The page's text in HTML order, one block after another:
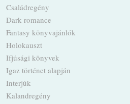
Családregény
Dark romance
Fantasy könyvajánlók
Holokauszt
Ifjúsági könyvek
Igaz történet alapján
Interjúk
Kalandregény